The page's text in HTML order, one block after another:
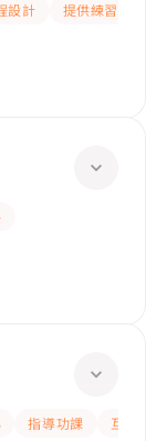
設計
提供練習題/試題
指導功課
互動教學